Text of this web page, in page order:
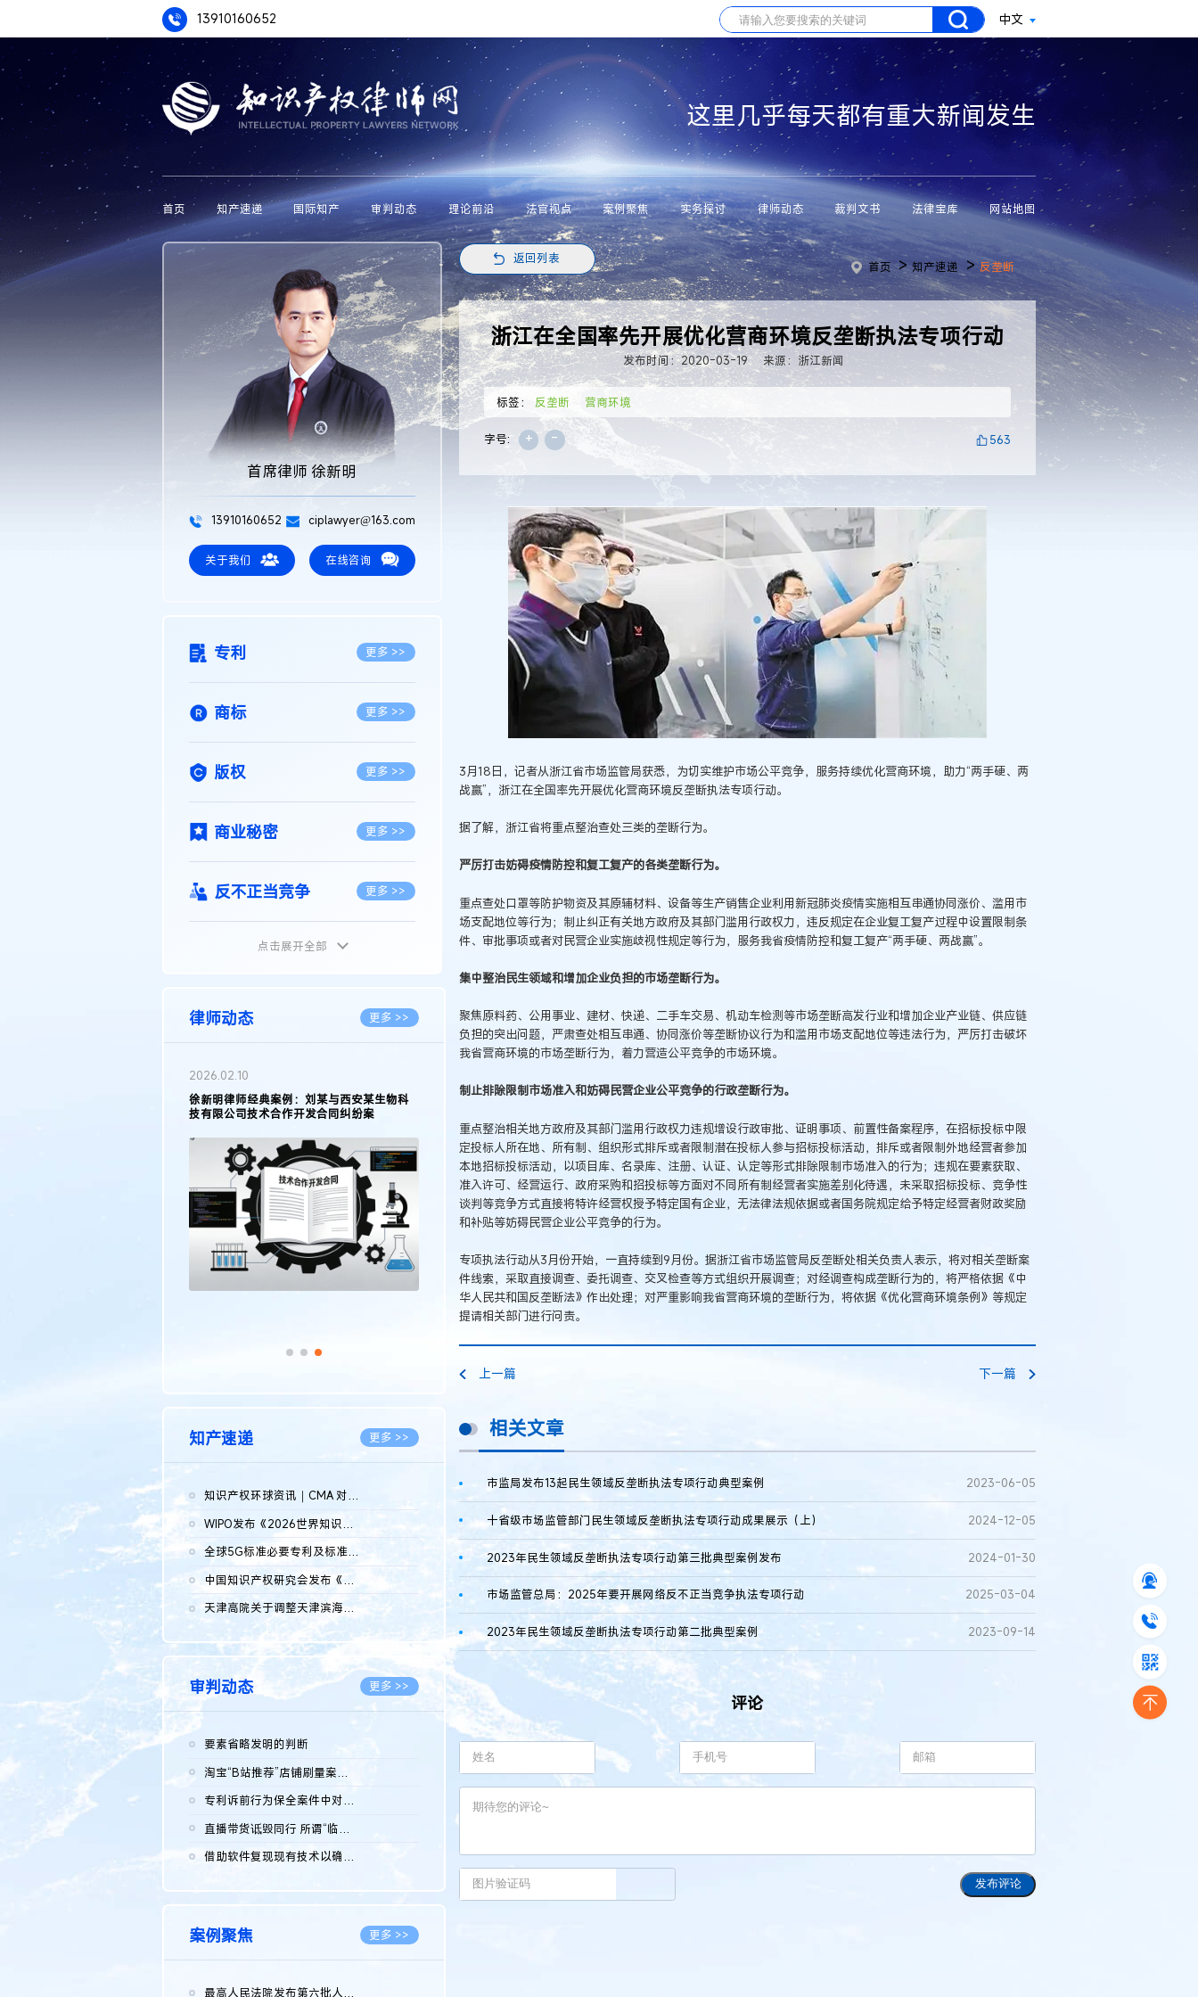
13910160652 中文
这里几乎每天都有重大新闻发生
首页 知产速递 国际知产 审判动态 理论前沿 法官视点 案例聚焦 实务探讨 律师动态 裁判文书 法律宝库 网站地图
首席律师 徐新明
13910160652 ciplawyer@163.com
关于我们 在线咨询
专利 更多 >>
商标 更多 >>
版权 更多 >>
商业秘密 更多 >>
反不正当竞争 更多 >>
植物新品种
地理标志 更多 >>
集成电路布图设计
传统文化 更多 >>
点击展开全部
律师动态 更多 >>
2026.02.10
徐新明律师经典案例：刘某与西安某生物科
技有限公司技术合作开发合同纠纷案
知产速递 更多 >>
知识产权环球资讯｜CMA 对微软发起调查；批量搬运二手平台数据构...
WIPO发布《2026世界知识产权报告》 含报告全文
全球5G标准必要专利及标准提案研究报告（2026年）全文发布
中国知识产权研究会发布《2025年度中国企业海外知识产权纠纷调查...
2026.08.07
天津高院关于调整天津滨海高新技术产业开发区华苑科技园一审普通...
2026.08.07
审判动态 更多 >>
要素省略发明的判断
淘宝“B站推荐”店铺刷量案维持原判，两被告连带赔偿150万元
专利诉前行为保全案件中对仿制药申请人曾作出三类声明的考量及违...
直播带货诋毁同行 所谓“临场发挥”不免责
借助软件复现现有技术以确认相关参数特征是否被公开
案例聚焦 更多 >>
最高人民法院发布第六批人民法院种业知识产权司法保护典型案例 含...
返回列表
首页 >知产速递 >反垄断
浙江在全国率先开展优化营商环境反垄断执法专项行动
发布时间：2020-03-19 来源：浙江新闻
标签： 反垄断 营商环境
字号: + - 563
3月18日，记者从浙江省市场监管局获悉，为切实维护市场公平竞争，服务持续优化营商环境，助力“两手硬、两
战赢”，浙江在全国率先开展优化营商环境反垄断执法专项行动。
据了解，浙江省将重点整治查处三类的垄断行为。
严厉打击妨碍疫情防控和复工复产的各类垄断行为。
重点查处口罩等防护物资及其原辅材料、设备等生产销售企业利用新冠肺炎疫情实施相互串通协同涨价、滥用市
场支配地位等行为；制止纠正有关地方政府及其部门滥用行政权力，违反规定在企业复工复产过程中设置限制条
件、审批事项或者对民营企业实施歧视性规定等行为，服务我省疫情防控和复工复产“两手硬、两战赢”。
集中整治民生领域和增加企业负担的市场垄断行为。
聚焦原料药、公用事业、建材、快递、二手车交易、机动车检测等市场垄断高发行业和增加企业产业链、供应链
负担的突出问题，严肃查处相互串通、协同涨价等垄断协议行为和滥用市场支配地位等违法行为，严厉打击破坏
我省营商环境的市场垄断行为，着力营造公平竞争的市场环境。
制止排除限制市场准入和妨碍民营企业公平竞争的行政垄断行为。
重点整治相关地方政府及其部门滥用行政权力违规增设行政审批、证明事项、前置性备案程序，在招标投标中限
定投标人所在地、所有制、组织形式排斥或者限制潜在投标人参与招标投标活动，排斥或者限制外地经营者参加
本地招标投标活动，以项目库、名录库、注册、认证、认定等形式排除限制市场准入的行为；违规在要素获取、
准入许可、经营运行、政府采购和招投标等方面对不同所有制经营者实施差别化待遇，未采取招标投标、竞争性
谈判等竞争方式直接将特许经营权授予特定国有企业，无法律法规依据或者国务院规定给予特定经营者财政奖励
和补贴等妨碍民营企业公平竞争的行为。
专项执法行动从3月份开始，一直持续到9月份。据浙江省市场监管局反垄断处相关负责人表示，将对相关垄断案
件线索，采取直接调查、委托调查、交叉检查等方式组织开展调查；对经调查构成垄断行为的，将严格依据《中
华人民共和国反垄断法》作出处理；对严重影响我省营商环境的垄断行为，将依据《优化营商环境条例》等规定
提请相关部门进行问责。
上一篇 下一篇
相关文章
市监局发布13起民生领域反垄断执法专项行动典型案例 2023-06-05
十省级市场监管部门民生领域反垄断执法专项行动成果展示（上） 2024-12-05
2023年民生领域反垄断执法专项行动第三批典型案例发布 2024-01-30
市场监管总局：2025年要开展网络反不正当竞争执法专项行动 2025-03-04
2023年民生领域反垄断执法专项行动第二批典型案例 2023-09-14
评论
发布评论